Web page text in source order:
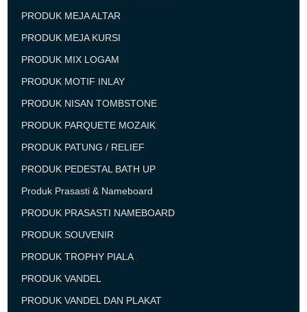
PRODUK MEJA ALTAR
PRODUK MEJA KURSI
PRODUK MIX LOGAM
PRODUK MOTIF INLAY
PRODUK NISAN TOMBSTONE
PRODUK PARQUETE MOZAIK
PRODUK PATUNG / RELIEF
PRODUK PEDESTAL BATH UP
Produk Prasasti & Nameboard
PRODUK PRASASTI NAMEBOARD
PRODUK SOUVENIR
PRODUK TROPHY PIALA
PRODUK VANDEL
PRODUK VANDEL DAN PLAKAT